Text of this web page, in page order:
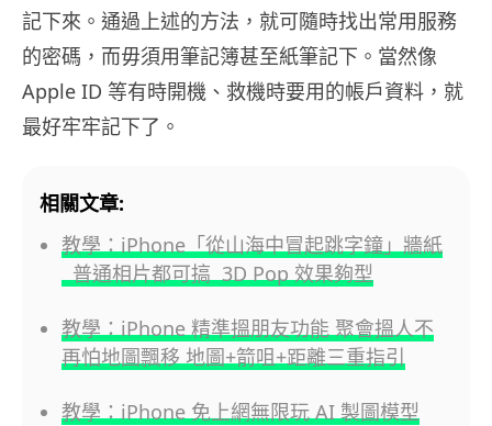
記下來。通過上述的方法，就可隨時找出常用服務
的密碼，而毋須用筆記簿甚至紙筆記下。當然像
Apple ID 等有時開機、救機時要用的帳戶資料，就
最好牢牢記下了。
相關文章:
教學：iPhone「從山海中冒起跳字鐘」牆紙
普通相片都可搞 3D Pop 效果夠型
教學：iPhone 精準搵朋友功能 聚會搵人不
再怕地圖飄移 地圖+箭咀+距離三重指引
教學：iPhone 免上網無限玩 AI 製圖模型